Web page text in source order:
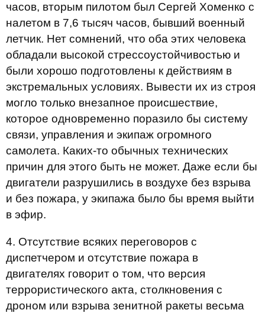
часов, вторым пилотом был Сергей Хоменко с
налетом в 7,6 тысяч часов, бывший военный
летчик. Нет сомнений, что оба этих человека
обладали высокой стрессоустойчивостью и
были хорошо подготовлены к действиям в
экстремальных условиях. Вывести их из строя
могло только внезапное происшествие,
которое одновременно поразило бы систему
связи, управления и экипаж огромного
самолета. Каких-то обычных технических
причин для этого быть не может. Даже если бы
двигатели разрушились в воздухе без взрыва
и без пожара, у экипажа было бы время выйти
в эфир.
4. Отсутствие всяких переговоров с
диспетчером и отсутствие пожара в
двигателях говорит о том, что версия
террористического акта, столкновения с
дроном или взрыва зенитной ракеты весьма